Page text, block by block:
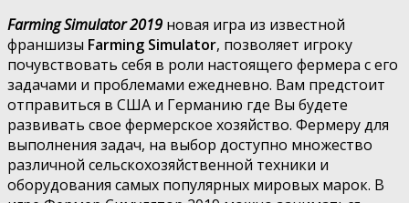
Farming Simulator 2019 новая игра из известной
франшизы Farming Simulator, позволяет игроку
почувствовать себя в роли настоящего фермера с его
задачами и проблемами ежедневно. Вам предстоит
отправиться в США и Германию где Вы будете
развивать свое фермерское хозяйство. Фермеру для
выполнения задач, на выбор доступно множество
различной сельскохозяйственной техники и
оборудования самых популярных мировых марок. В